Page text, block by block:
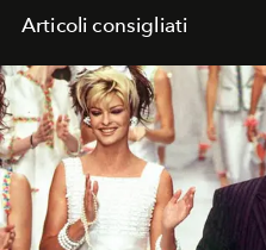
Articoli consigliati